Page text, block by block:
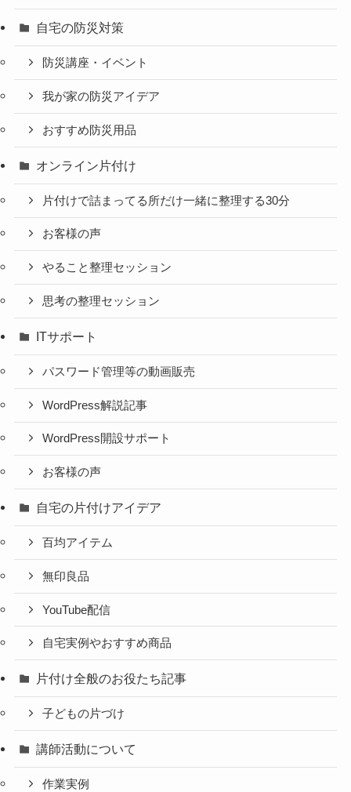
自宅の防災対策
防災講座・イベント
我が家の防災アイデア
おすすめ防災用品
オンライン片付け
片付けで詰まってる所だけ一緒に整理する30分
お客様の声
やること整理セッション
思考の整理セッション
ITサポート
パスワード管理等の動画販売
WordPress解説記事
WordPress開設サポート
お客様の声
自宅の片付けアイデア
百均アイテム
無印良品
YouTube配信
自宅実例やおすすめ商品
片付け全般のお役たち記事
子どもの片づけ
講師活動について
作業実例